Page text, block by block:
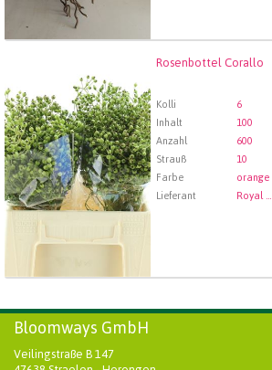
Rosenbottel Corallo
Kolli 6
Inhalt
100
Anzahl
600
Strauß
10
Farbe
orange
Lieferant
Royal FloraHolland Aalsmeer
Wählen Sie zuerst ein Abfartdatum.
Bloomways GmbH
Veilingstraße B 147